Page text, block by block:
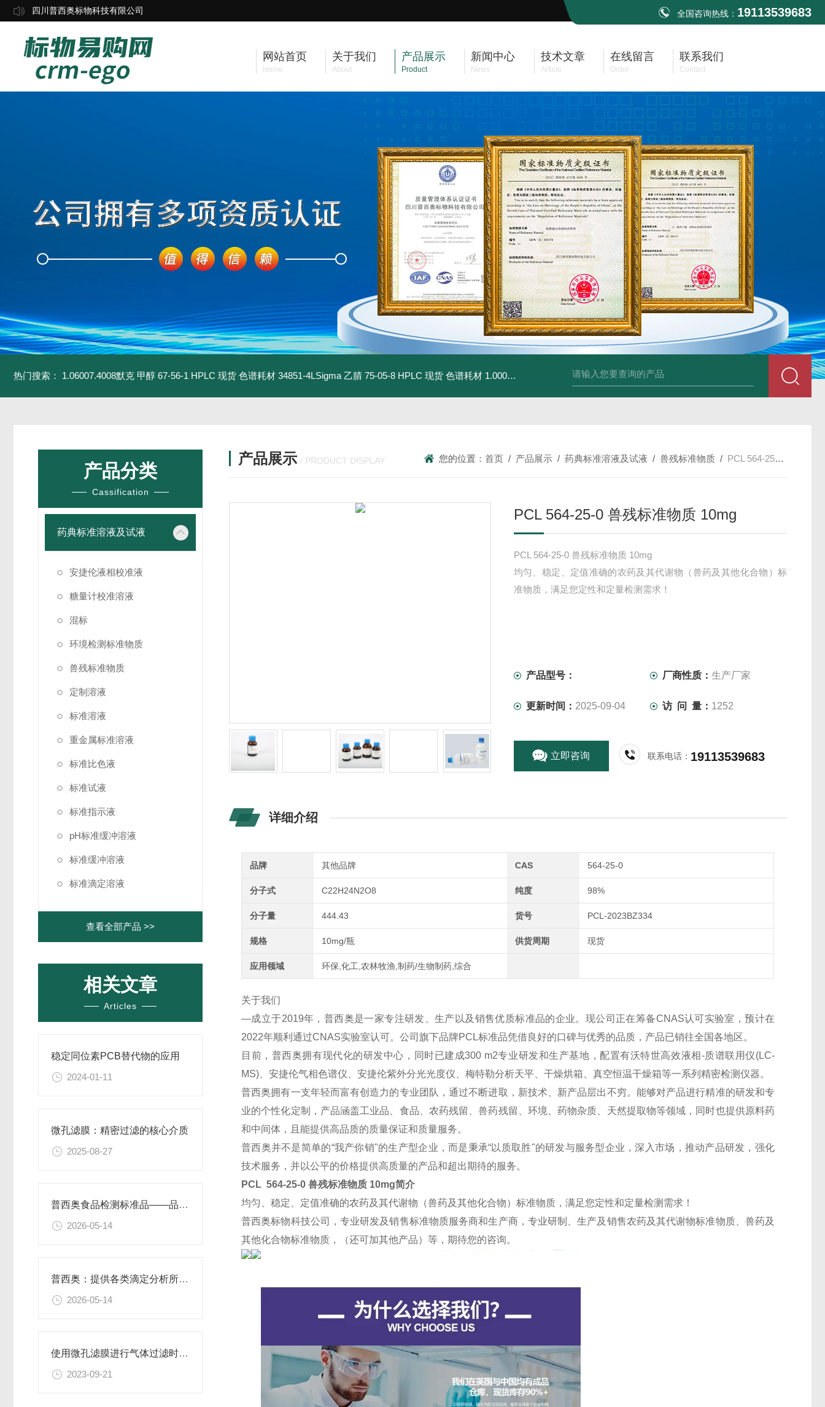
四川普西奥标物科技有限公司 全国咨询热线： 19113539683
网站首页
Home
关于我们
About
产品展示
Product
新闻中心
News
技术文章
Article
在线留言
Order
联系我们
Contact
热门搜索： 1.06007.4008默克 甲醇 67-56-1 HPLC 现货 色谱耗材 34851-4LSigma 乙腈 75-05-8 HPLC 现货 色谱耗材 1.00030.4008默克 乙腈 75-05-8 HPLC 现货 色谱耗材 34860-4L-Rsigma 甲醇 67-
产品分类
Cassification
药典标准溶液及试液
安捷伦液相校准液
糖量计校准溶液
混标
环境检测标准物质
兽残标准物质
定制溶液
标准溶液
重金属标准溶液
标准比色液
标准试液
标准指示液
pH标准缓冲溶液
标准缓冲溶液
标准滴定溶液
查看全部产品 >>
相关文章
Articles
稳定同位素PCB替代物的应用
2024-01-11
微孔滤膜：精密过滤的核心介质​
2025-08-27
普西奥食品检测标准品——品类丰富，支持定制
2026-05-14
普西奥：提供各类滴定分析所需的全系列滴定液
2026-05-14
使用微孔滤膜进行气体过滤时，有哪些注意事项和常见问题需要关注？
2023-09-21
产品展示 / PRODUCT DISPLAY 您的位置：首页 / 产品展示 /药典标准溶液及试液 /兽残标准物质 / PCL 564-25-0 兽残标准物质 10mg
PCL 564-25-0 兽残标准物质 10mg
PCL 564-25-0 兽残标准物质 10mg
均匀、稳定、定值准确的农药及其代谢物（兽药及其他化合物）标
准物质，满足您定性和定量检测需求！
产品型号： 厂商性质：生产厂家
更新时间： 2025-09-04 访 问 量： 1252
立即咨询 联系电话： 19113539683
详细介绍
品牌 其他品牌 CAS 564-25-0
分子式 C22H24N2O8 纯度 98%
分子量 444.43 货号 PCL-2023BZ334
规格 10mg/瓶 供货周期 现货
应用领域 环保,化工,农林牧渔,制药/生物制药,综合
关于我们
—成立于2019年，普西奥是一家专注研发、生产以及销售优质标准品的企业。现公司正在筹备CNAS认可实验室，预计在
2022年顺利通过CNAS实验室认可。公司旗下品牌PCL标准品凭借良好的口碑与优秀的品质，产品已销往全国各地区。
目前，普西奥拥有现代化的研发中心，同时已建成300 m2专业研发和生产基地，配置有沃特世高效液相-质谱联用仪(LC-
MS)、安捷伦气相色谱仪、安捷伦紫外分光光度仪、梅特勒分析天平、干燥烘箱、真空恒温干燥箱等一系列精密检测仪器。
普西奥拥有一支年轻而富有创造力的专业团队，通过不断进取，新技术、新产品层出不穷。能够对产品进行精准的研发和专
业的个性化定制，产品涵盖工业品、食品、农药残留、兽药残留、环境、药物杂质、天然提取物等领域，同时也提供原料药
和中间体，且能提供高品质的质量保证和质量服务。
普西奥并不是简单的“我产你销"的生产型企业，而是秉承“以质取胜"的研发与服务型企业，深入市场，推动产品研发，强化
技术服务，并以公平的价格提供高质量的产品和超出期待的服务。
PCL 564-25-0 兽残标准物质 10mg简介
均匀、稳定、定值准确的农药及其代谢物（兽药及其他化合物）标准物质，满足您定性和定量检测需求！
普西奥标物科技公司，专业研发及销售标准物质服务商和生产商，专业研制、生产及销售农药及其代谢物标准物质、兽药及
其他化合物标准物质，（还可加其他产品）等，期待您的咨询。